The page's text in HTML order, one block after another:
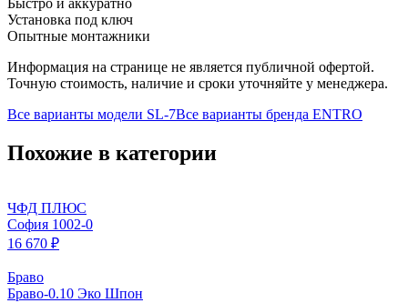
Быстро и аккуратно
Установка под ключ
Опытные монтажники
Информация на странице не является публичной офертой.
Точную стоимость, наличие и сроки уточняйте у менеджера.
Все варианты модели SL-7Все варианты бренда ENTRO
Похожие в категории
ЧФД ПЛЮС
София 1002-0
16 670 ₽
Браво
Браво-0.10 Эко Шпон